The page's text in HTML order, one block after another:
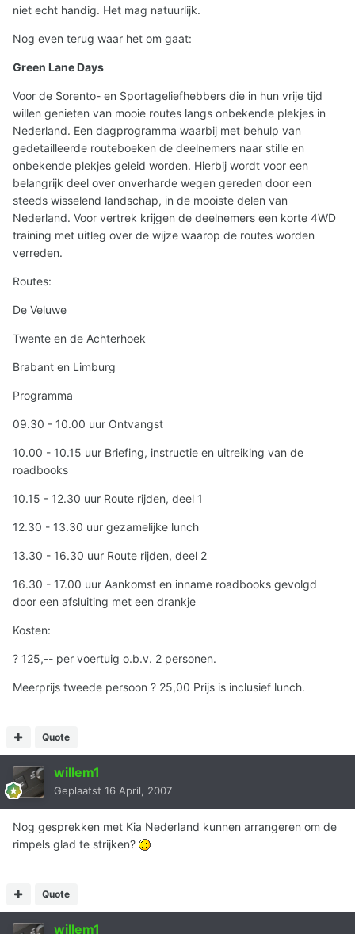
niet echt handig. Het mag natuurlijk.
Nog even terug waar het om gaat:
Green Lane Days
Voor de Sorento- en Sportageliefhebbers die in hun vrije tijd
willen genieten van mooie routes langs onbekende plekjes in
Nederland. Een dagprogramma waarbij met behulp van
gedetailleerde routeboeken de deelnemers naar stille en
onbekende plekjes geleid worden. Hierbij wordt voor een
belangrijk deel over onverharde wegen gereden door een
steeds wisselend landschap, in de mooiste delen van
Nederland. Voor vertrek krijgen de deelnemers een korte 4WD
training met uitleg over de wijze waarop de routes worden
verreden.
Routes:
De Veluwe
Twente en de Achterhoek
Brabant en Limburg
Programma
09.30 - 10.00 uur Ontvangst
10.00 - 10.15 uur Briefing, instructie en uitreiking van de
roadbooks
10.15 - 12.30 uur Route rijden, deel 1
12.30 - 13.30 uur gezamelijke lunch
13.30 - 16.30 uur Route rijden, deel 2
16.30 - 17.00 uur Aankomst en inname roadbooks gevolgd
door een afsluiting met een drankje
Kosten:
? 125,-- per voertuig o.b.v. 2 personen.
Meerprijs tweede persoon ? 25,00 Prijs is inclusief lunch.
Quote
willem1
Geplaatst 16 April, 2007
Nog gesprekken met Kia Nederland kunnen arrangeren om de
rimpels glad te strijken?
Quote
willem1